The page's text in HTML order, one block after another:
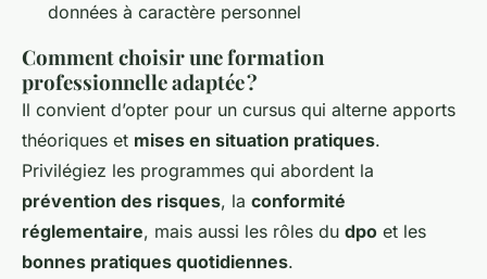
données à caractère personnel
Comment choisir une formation
professionnelle adaptée ?
Il convient d’opter pour un cursus qui alterne apports
théoriques et mises en situation pratiques.
Privilégiez les programmes qui abordent la
prévention des risques, la conformité
réglementaire, mais aussi les rôles du dpo et les
bonnes pratiques quotidiennes.